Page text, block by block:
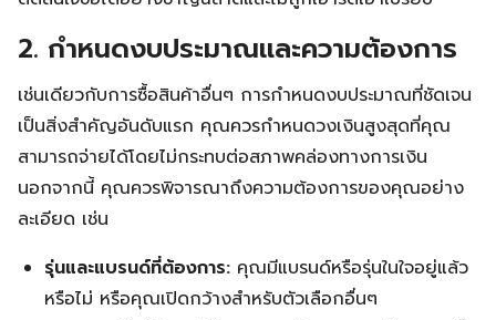
2. กำหนดงบประมาณและความต้องการ
เช่นเดียวกับการซื้อสินค้าอื่นๆ การกำหนดงบประมาณที่ชัดเจน
เป็นสิ่งสำคัญอันดับแรก คุณควรกำหนดวงเงินสูงสุดที่คุณ
สามารถจ่ายได้โดยไม่กระทบต่อสภาพคล่องทางการเงิน
นอกจากนี้ คุณควรพิจารณาถึงความต้องการของคุณอย่าง
ละเอียด เช่น
รุ่นและแบรนด์ที่ต้องการ: คุณมีแบรนด์หรือรุ่นในใจอยู่แล้ว
หรือไม่ หรือคุณเปิดกว้างสำหรับตัวเลือกอื่นๆ